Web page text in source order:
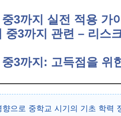
3까지 실전 적용 가
3까지 관련 – 리스
3까지: 고득점을 위
으로 중학교 시기의 기초 학력